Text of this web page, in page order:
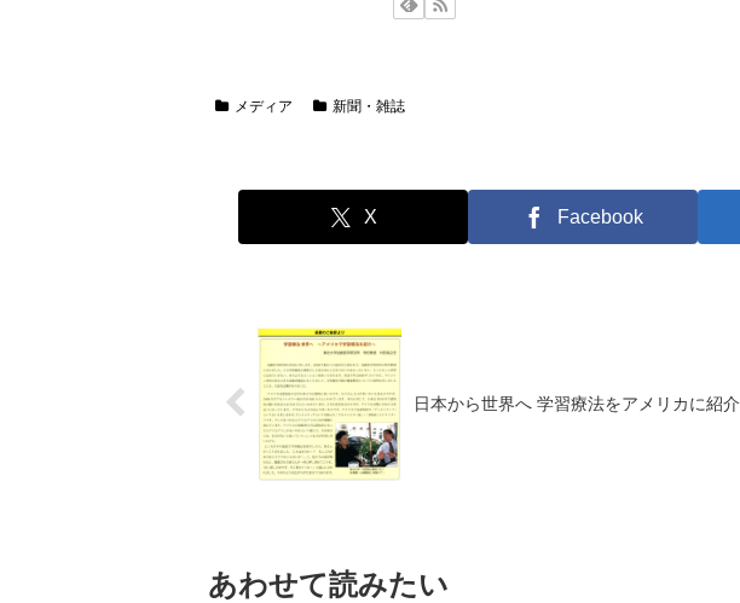
メディア 新聞・雑誌
X Facebook
日本から世界へ 学習療法をアメリカに紹介
あわせて読みたい